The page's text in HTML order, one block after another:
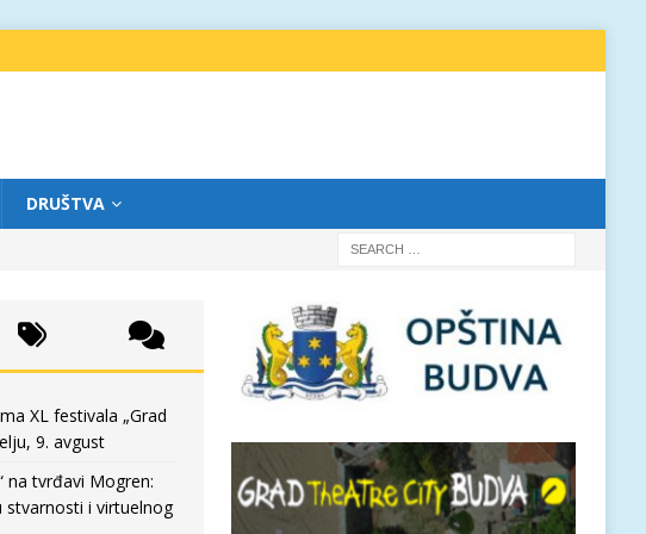
DRUŠTVA
XL festivala „Grad
9. avgust
na tvrđavi Mogren:
stvarnosti i virtuelnog